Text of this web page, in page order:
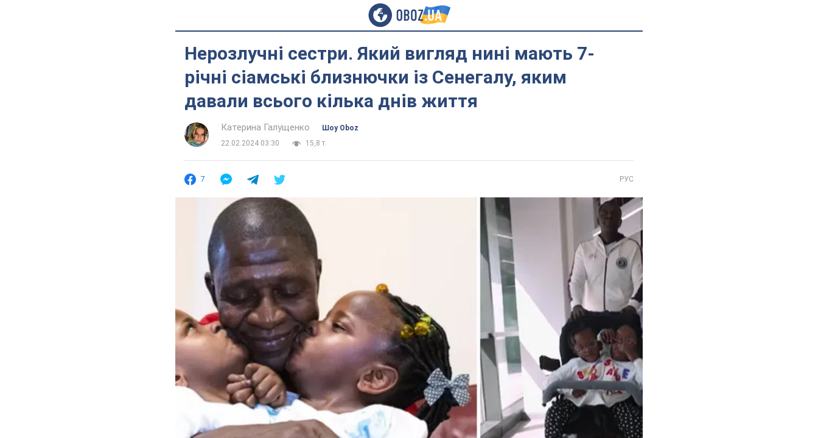
Нерозлучні сестри. Який вигляд нині мають 7-
річні сіамські близнючки із Сенегалу, яким
давали всього кілька днів життя
Катерина Галущенко
Шоу Oboz
22.02.2024 03:30
15,8 т.
7 РУС